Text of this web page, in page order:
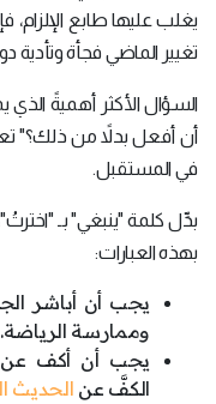
يغلب عليها طابع الإلزام،
تغيير الماضي فجأة وتأدية
السؤال الأكثر أهميةً
أن أفعل بدلاً من ذلك؟"
في المستقبل.
بدِّل كلمة "ينبغي" بـ
بهذه العبارات:
يجب أن أباشر
وممارسة الرياضة.
يجب أن أكف عن
الكفَّ عن الحديث